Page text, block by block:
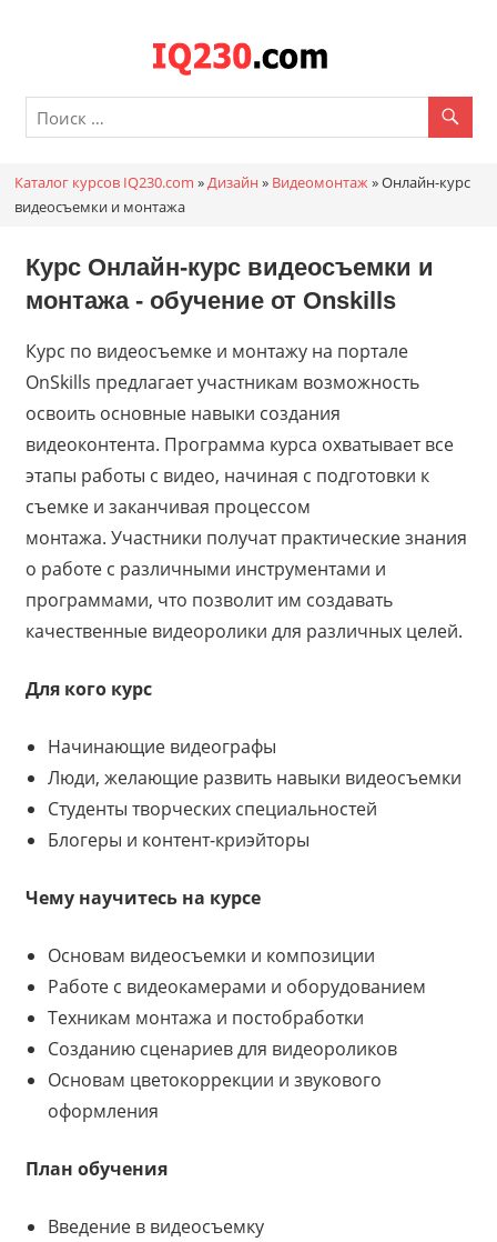
онлайн
Каталог курсов IQ230.com »Дизайн » Видеомонтаж»Онлайн-курс
видеосъемки и монтажа
Курс Онлайн-курс видеосъемки и
монтажа - обучение от Onskills
Курс по видеосъемке и монтажу на портале
OnSkills предлагает участникам возможность
освоить основные навыки создания
видеоконтента. Программа курса охватывает все
этапы работы с видео, начиная с подготовки к
съемке и заканчивая процессом
монтажа. Участники получат практические знания
о работе с различными инструментами и
программами, что позволит им создавать
качественные видеоролики для различных целей.
Для кого курс
Начинающие видеографы
Люди, желающие развить навыки видеосъемки
Студенты творческих специальностей
Блогеры и контент-криэйторы
Чему научитесь на курсе
Основам видеосъемки и композиции
Работе с видеокамерами и оборудованием
Техникам монтажа и постобработки
Созданию сценариев для видеороликов
Основам цветокоррекции и звукового
оформления
План обучения
Введение в видеосъемку